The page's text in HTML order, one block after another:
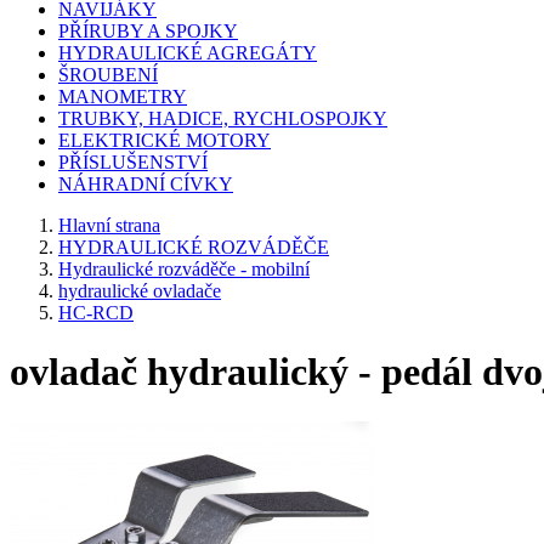
NAVIJÁKY
PŘÍRUBY A SPOJKY
HYDRAULICKÉ AGREGÁTY
ŠROUBENÍ
MANOMETRY
TRUBKY, HADICE, RYCHLOSPOJKY
ELEKTRICKÉ MOTORY
PŘÍSLUŠENSTVÍ
NÁHRADNÍ CÍVKY
Hlavní strana
HYDRAULICKÉ ROZVÁDĚČE
Hydraulické rozváděče - mobilní
hydraulické ovladače
HC-RCD
ovladač hydraulický - pedál